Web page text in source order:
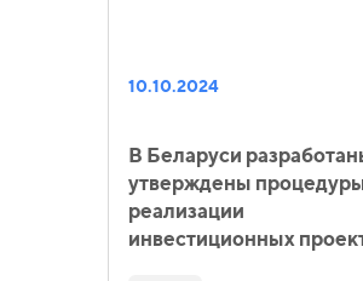
10.10.2024
В Беларуси
утверждены
реализации
инвестиционных